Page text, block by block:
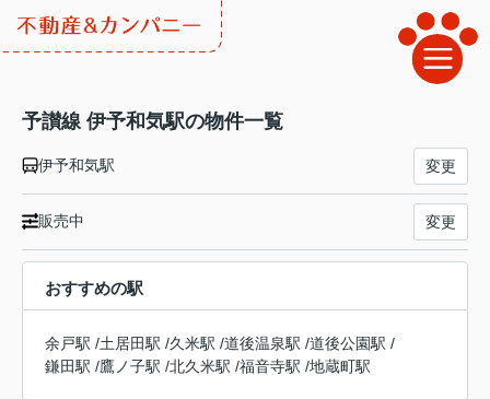
予讃線 伊予和気駅の物件一覧
伊予和気駅 変更
販売中 変更
おすすめの駅
余戸駅 /土居田駅 /久米駅 /道後温泉駅 /道後公園駅 /
鎌田駅 /鷹ノ子駅 /北久米駅 /福音寺駅 /地蔵町駅